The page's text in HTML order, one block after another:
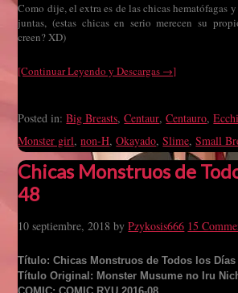
Como dije, el extra es de las chicas hematófagas
juntas, (estas chicas en serio merecen su
creen? XD)
[Continuar Leyendo y Descargas →]
Posted in:Big Breasts,Centaur,Centauro,Ecchi
Monster girl,non-H,Okayado,Slime,Small
Chicas Monstruos de
48
10 septiembre, 2018 byPzykosis666 15
Título: Chicas Monstruos de Todos los Días
Título Original: Monster Musume no Iru